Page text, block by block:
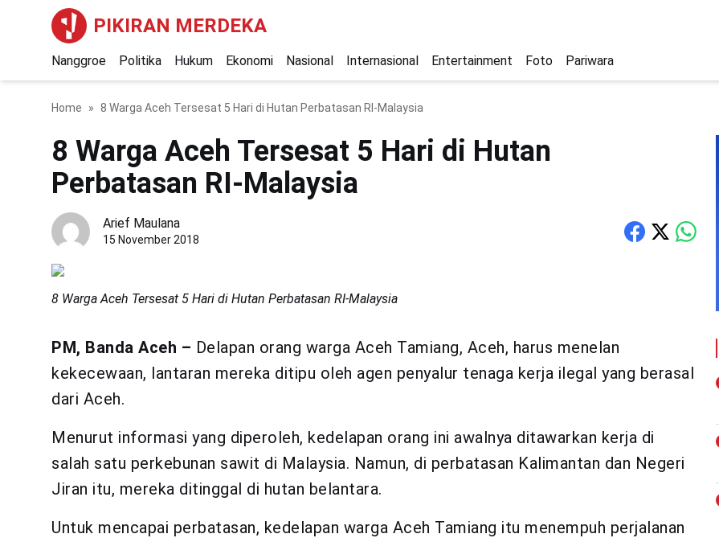
PIKIRAN MERDEKA
Nanggroe Politika Hukum Ekonomi Nasional Internasional Entertainment Foto Pariwara
Home 8 Warga Aceh Tersesat 5 Hari di Hutan Perbatasan RI-Malaysia
8 Warga Aceh Tersesat 5 Hari di Hutan
Perbatasan RI-Malaysia
Arief Maulana
15 November 2018
8 Warga Aceh Tersesat 5 Hari di Hutan Perbatasan RI-Malaysia
PM, Banda Aceh – Delapan orang warga Aceh Tamiang, Aceh, harus menelan
kekecewaan, lantaran mereka ditipu oleh agen penyalur tenaga kerja ilegal yang berasal
dari Aceh.
Menurut informasi yang diperoleh, kedelapan orang ini awalnya ditawarkan kerja di
salah satu perkebunan sawit di Malaysia. Namun, di perbatasan Kalimantan dan Negeri
Jiran itu, mereka ditinggal di hutan belantara.
Untuk mencapai perbatasan, kedelapan warga Aceh Tamiang itu menempuh perjalanan